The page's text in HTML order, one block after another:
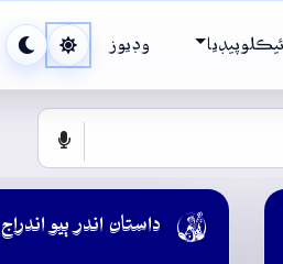
وڊيوز
 داستان اندر ٻيو اندراج